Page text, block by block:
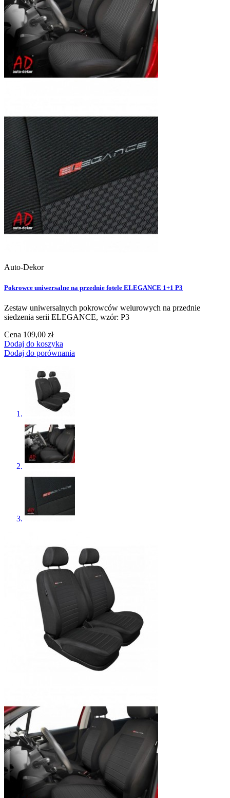
Auto-Dekor
Pokrowce uniwersalne na przednie fotele ELEGANCE 1+1 P3
Zestaw uniwersalnych pokrowców welurowych na przednie
siedzenia serii ELEGANCE, wzór: P3
Cena 109,00 zł
Dodaj do koszyka
Dodaj do porównania